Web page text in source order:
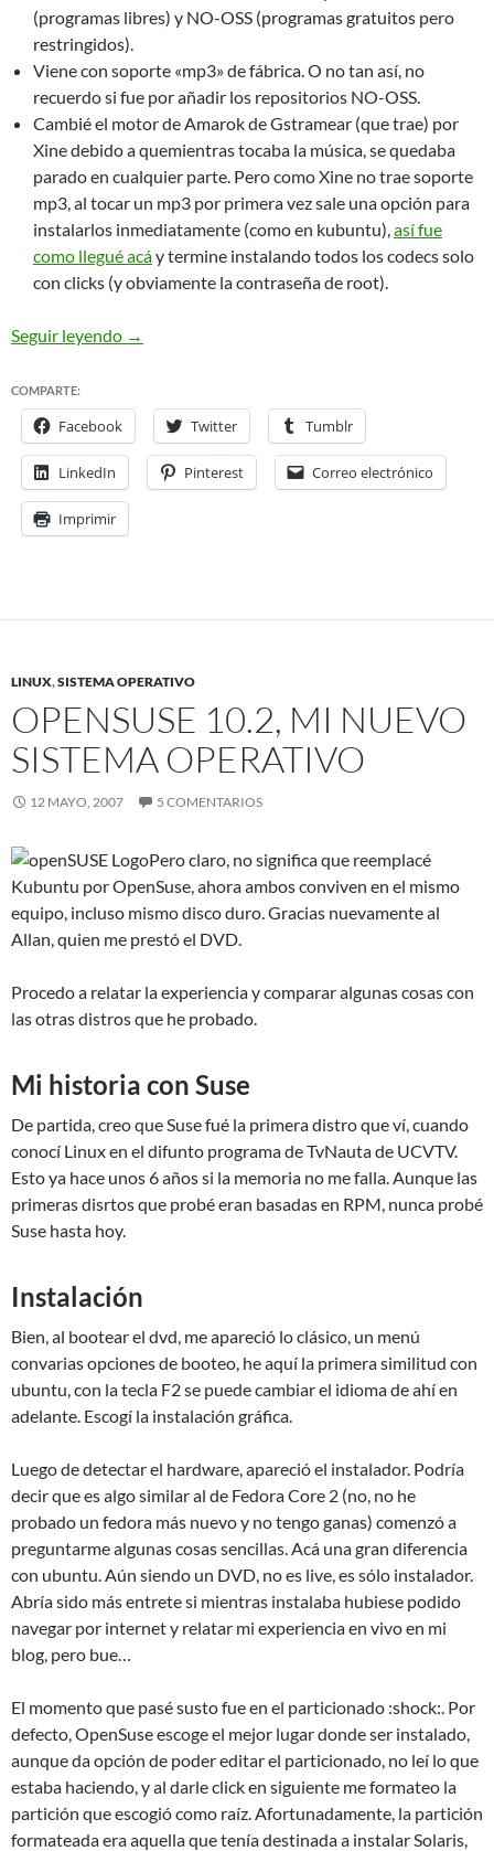
(programas libres) y NO-OSS (programas gratuitos pero
restringidos).
Viene con soporte «mp3» de fábrica. O no tan así, no
recuerdo si fue por añadir los repositorios NO-OSS.
Cambié el motor de Amarok de Gstramear (que trae) por
Xine debido a quemientras tocaba la música, se quedaba
parado en cualquier parte. Pero como Xine no trae soporte
mp3, al tocar un mp3 por primera vez sale una opción para
instalarlos inmediatamente (como en kubuntu),así fue
como llegué acáy termine instalando todos los codecs solo
con clicks (y obviamente la contraseña de root).
Seguir leyendo Probando OpenSuse 10.3 (si oh… sacando pica)
→
COMPARTE:
Facebook Twitter Tumblr
LinkedIn Pinterest Correo electrónico
Imprimir
LINUX,SISTEMA OPERATIVO
OPENSUSE 10.2, MI NUEVO
SISTEMA OPERATIVO
12 MAYO, 2007 5 COMENTARIOS
Pero claro, no significa que reemplacé
Kubuntu por OpenSuse, ahora ambos conviven en el mismo
equipo, incluso mismo disco duro. Gracias nuevamente al
Allan, quien me prestó el DVD.
Procedo a relatar la experiencia y comparar algunas cosas con
las otras distros que he probado.
Mi historia con Suse
De partida, creo que Suse fué la primera distro que ví, cuando
conocí Linux en el difunto programa de TvNauta de UCVTV.
Esto ya hace unos 6 años si la memoria no me falla. Aunque las
primeras disrtos que probé eran basadas en RPM, nunca probé
Suse hasta hoy.
Instalación
Bien, al bootear el dvd, me apareció lo clásico, un menú
convarias opciones de booteo, he aquí la primera similitud con
ubuntu, con la tecla F2 se puede cambiar el idioma de ahí en
adelante. Escogí la instalación gráfica.
Luego de detectar el hardware, apareció el instalador. Podría
decir que es algo similar al de Fedora Core 2 (no, no he
probado un fedora más nuevo y no tengo ganas) comenzó a
preguntarme algunas cosas sencillas. Acá una gran diferencia
con ubuntu. Aún siendo un DVD, no es live, es sólo instalador.
Abría sido más entrete si mientras instalaba hubiese podido
navegar por internet y relatar mi experiencia en vivo en mi
blog, pero bue…
El momento que pasé susto fue en el particionado :shock:. Por
defecto, OpenSuse escoge el mejor lugar donde ser instalado,
aunque da opción de poder editar el particionado, no leí lo que
estaba haciendo, y al darle click en siguiente me formateo la
partición que escogió como raíz. Afortunadamente, la partición
formateada era aquella que tenía destinada a instalar Solaris,